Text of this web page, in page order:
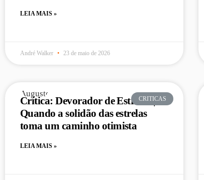
LEIA MAIS »
André Walker 23 de maio de 2026
CRITICAS
Crítica: Devorador de Estrelas |
Quando a solidão das estrelas
toma um caminho otimista
LEIA MAIS »